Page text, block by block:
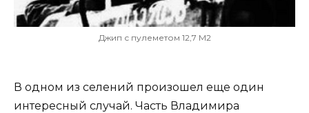
Джип с пулеметом 12,7 М2
В одном из селений произошел еще один
интересный случай. Часть Владимира